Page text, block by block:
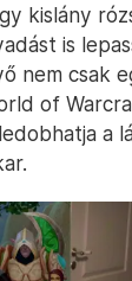
kislány
is
nem csak
of
a